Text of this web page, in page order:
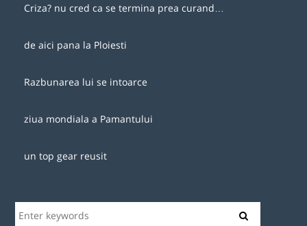
Criza? nu cred ca se termina prea curand…
de aici pana la Ploiesti
Razbunarea lui se intoarce
ziua mondiala a Pamantului
un top gear reusit